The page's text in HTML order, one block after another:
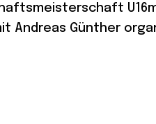
U16m
Andreas Günther